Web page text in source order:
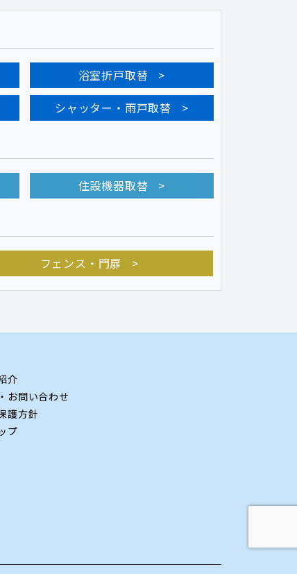
浴室折戸取替
シャッター・雨戸取替
住設機器取替
フェンス・門扉
介
お問い合わせ
護方針
プ